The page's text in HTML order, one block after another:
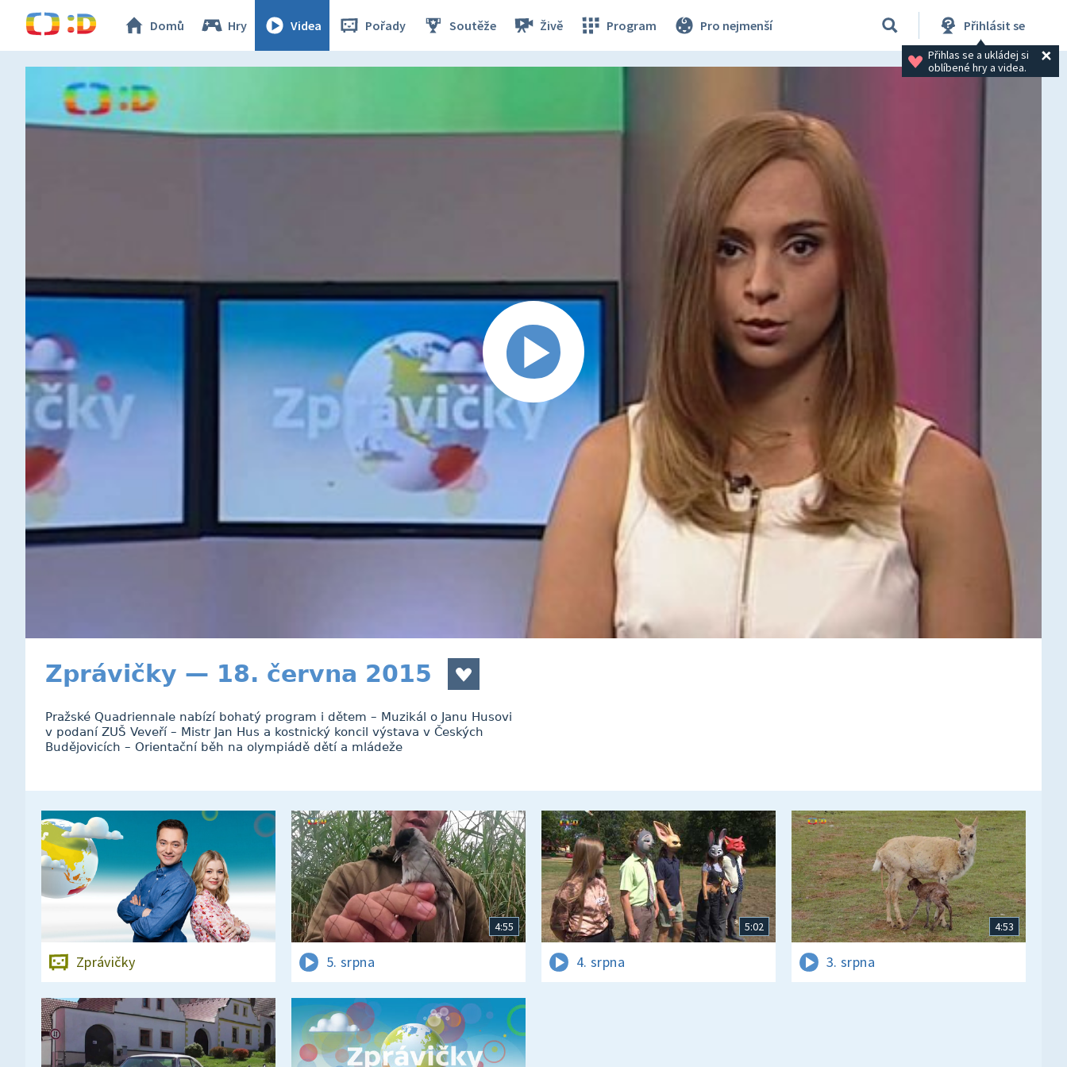
Domů Hry Videa Pořady Soutěže Živě Program Pro nejmenší Přihlásit se
Přihlas se a ukládej si
oblíbené hry a videa.
Zprávičky — 18. června 2015
Pražské Quadriennale nabízí bohatý program i dětem – Muzikál o Janu Husovi
v podaní ZUŠ Veveří – Mistr Jan Hus a kostnický koncil výstava v Českých
Budějovicích – Orientační běh na olympiádě dětí a mládeže
Zprávičky
4:55
5. srpna
5:02
4. srpna
4:53
3. srpna